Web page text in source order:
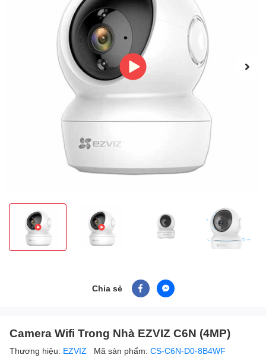
Chia sẻ
Camera Wifi Trong Nhà EZVIZ C6N (4MP)
Thương hiệu: EZVIZ Mã sản phẩm: CS-C6N-D0-8B4WF